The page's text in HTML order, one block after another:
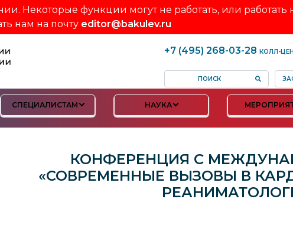
Некоторые функции могут не работать, или работать
нам на почту editor@bakulev.ru
+7 (495) 268-03-28 КОЛЛ-
СПЕЦИАЛИСТАМ НАУКА
КОНФЕРЕНЦИЯ С
«СОВРЕМЕННЫЕ ВЫЗОВЫ В